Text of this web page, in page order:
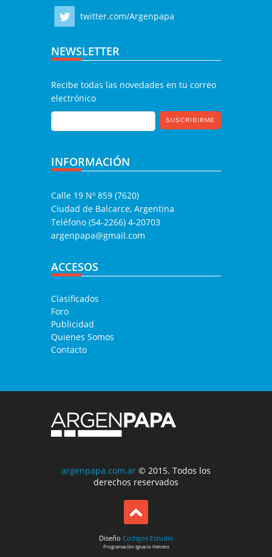
twitter.com/Argenpapa
NEWSLETTER
Recibe todas las novedades en tu correo
electrónico
INFORMACIÓN
Calle 19 Nº 859 (7620)
Ciudad de Balcarce, Argentina
Teléfono (54-2266) 4-20703
argenpapa@gmail.com
ACCESOS
Clasificados
Foro
Publicidad
Quienes Somos
Contacto
argenpapa.com.ar © 2015. Todos los
derechos reservados
Diseño Codigos Estudio
ProgramaciónIgnacio Herrero